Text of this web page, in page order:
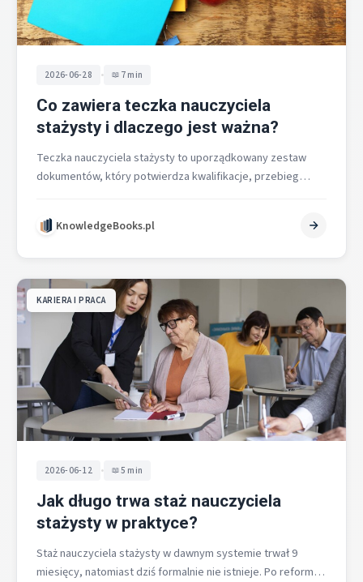
2026-06-28 • 7 min
Co zawiera teczka nauczyciela
stażysty i dlaczego jest ważna?
Teczka nauczyciela stażysty to uporządkowany zestaw
dokumentów, który potwierdza kwalifikacje, przebieg
trzy…
KnowledgeBooks.pl
KARIERA I PRACA
2026-06-12 • 5 min
Jak długo trwa staż nauczyciela
stażysty w praktyce?
Staż nauczyciela stażysty w dawnym systemie trwał 9
miesięcy, natomiast dziś formalnie nie istnieje. Po reformie